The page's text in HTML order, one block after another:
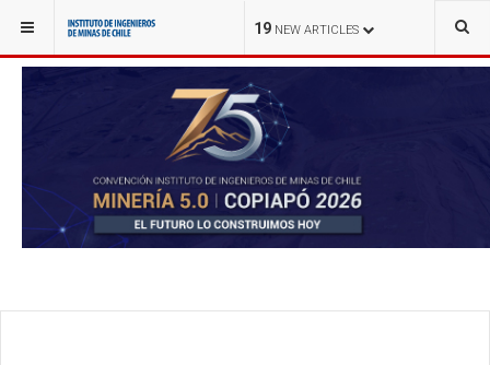
19 NEW ARTICLES
YOU ARE HERE: NOTICIAS